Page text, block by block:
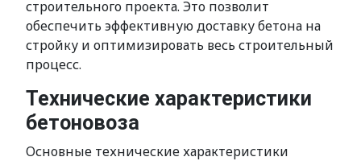
строительного проекта. Это позволит
обеспечить эффективную доставку бетона на
стройку и оптимизировать весь строительный
процесс.
Технические характеристики
бетоновоза
Основные технические характеристики